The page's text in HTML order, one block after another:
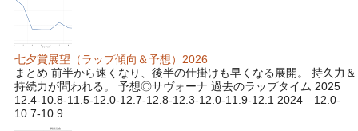
七夕賞展望（ラップ傾向＆予想）2026
まとめ 前半から速くなり、後半の仕掛けも早くなる展開。 持久力＆
持続力が問われる。 予想◎サヴォーナ 過去のラップタイム 2025
12.4-10.8-11.5-12.0-12.7-12.8-12.3-12.0-11.9-12.1 2024 12.0-
10.7-10.9...